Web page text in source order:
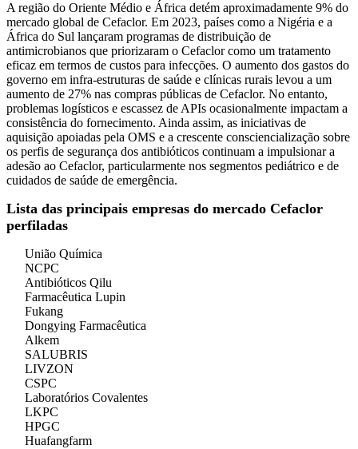
A região do Oriente Médio e África detém aproximadamente 9% do
mercado global de Cefaclor. Em 2023, países como a Nigéria e a
África do Sul lançaram programas de distribuição de
antimicrobianos que priorizaram o Cefaclor como um tratamento
eficaz em termos de custos para infecções. O aumento dos gastos do
governo em infra-estruturas de saúde e clínicas rurais levou a um
aumento de 27% nas compras públicas de Cefaclor. No entanto,
problemas logísticos e escassez de APIs ocasionalmente impactam a
consistência do fornecimento. Ainda assim, as iniciativas de
aquisição apoiadas pela OMS e a crescente consciencialização sobre
os perfis de segurança dos antibióticos continuam a impulsionar a
adesão ao Cefaclor, particularmente nos segmentos pediátrico e de
cuidados de saúde de emergência.
Lista das principais empresas do mercado Cefaclor
perfiladas
União Química
NCPC
Antibióticos Qilu
Farmacêutica Lupin
Fukang
Dongying Farmacêutica
Alkem
SALUBRIS
LIVZON
CSPC
Laboratórios Covalentes
LKPC
HPGC
Huafangfarm